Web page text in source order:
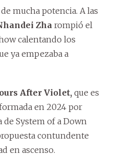
mucha potencia. A las
Zha rompió el
calentando los
ya empezaba a
After Violet,que es
en 2024 por
de System of a Down
contundente
en ascenso.